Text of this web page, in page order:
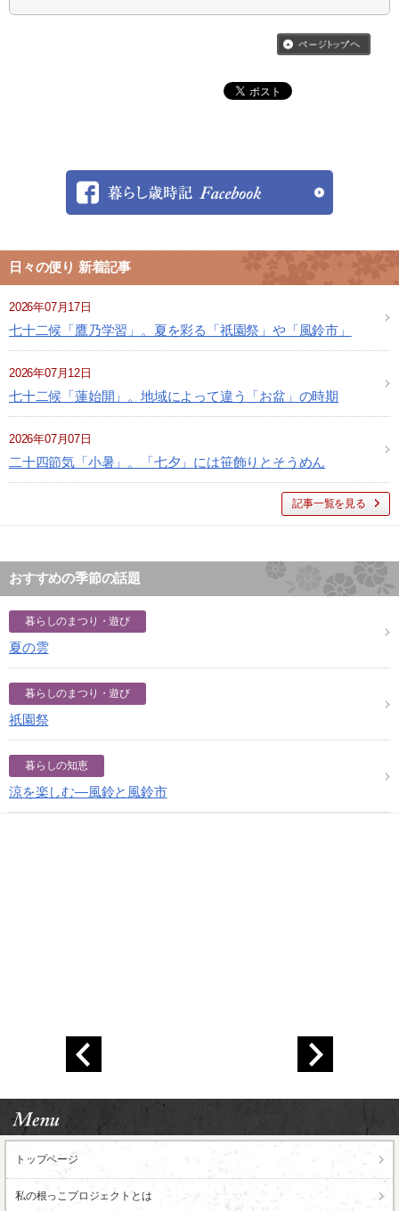
日々の便り 新着記事
2026年07月17日
七十二候「鷹乃学習」。夏を彩る「祇園祭」や「風鈴市」
2026年07月12日
七十二候「蓮始開」。地域によって違う「お盆」の時期
2026年07月07日
二十四節気「小暑」。「七夕」には笹飾りとそうめん
記事一覧を見る
おすすめの季節の話題
暮らしのまつり・遊び
夏の雲
暮らしのまつり・遊び
祇園祭
暮らしの知恵
涼を楽しむ―風鈴と風鈴市
トップページ
私の根っこ プロジェクトとは